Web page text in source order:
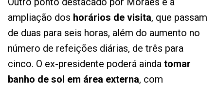
ampliação dos horários de visita, que passam
de duas para seis horas, além do aumento no
número de refeições diárias, de três para
cinco. O ex-presidente poderá ainda tomar
banho de sol em área externa, com